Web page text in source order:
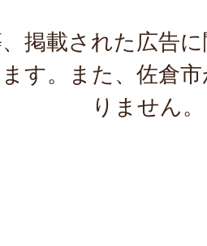
掲載された広告
す。また、佐倉
りません。